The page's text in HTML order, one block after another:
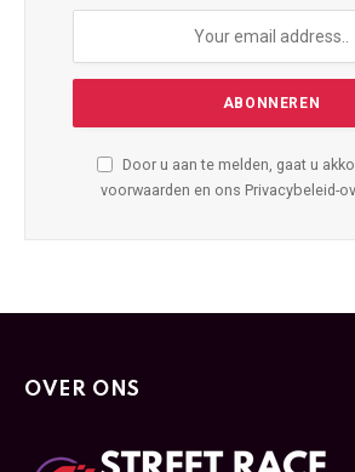
Door u aan te melden, gaat u
voorwaarden en ons Privacybeleid-
OVER ONS